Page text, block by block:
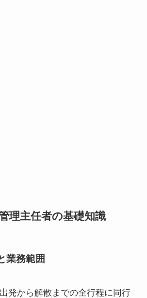
理主任者の基礎知識
業務範囲
発から解散までの全行程に同行